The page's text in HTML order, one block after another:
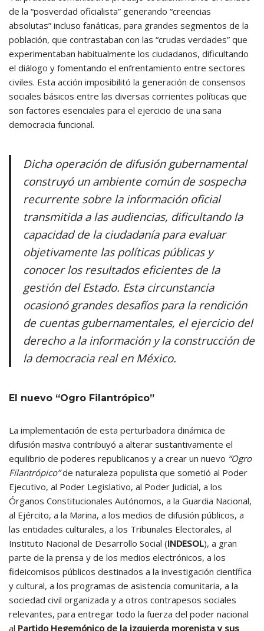
de la “posverdad oficialista” generando “creencias
absolutas” incluso fanáticas, para grandes segmentos de la
población, que contrastaban con las “crudas verdades” que
experimentaban habitualmente los ciudadanos, dificultando
el diálogo y fomentando el enfrentamiento entre sectores
civiles. Esta acción imposibilitó la generación de consensos
sociales básicos entre las diversas corrientes políticas que
son factores esenciales para el ejercicio de una sana
democracia funcional.
Dicha operación de difusión gubernamental
construyó un ambiente común de sospecha
recurrente sobre la información oficial
transmitida a las audiencias, dificultando la
capacidad de la ciudadanía para evaluar
objetivamente las políticas públicas y
conocer los resultados eficientes de la
gestión del Estado. Esta circunstancia
ocasionó grandes desafíos para la rendición
de cuentas gubernamentales, el ejercicio del
derecho a la información y la construcción de
la democracia real en México.
El nuevo “Ogro Filantrópico”
La implementación de esta perturbadora dinámica de
difusión masiva contribuyó a alterar sustantivamente el
equilibrio de poderes republicanos y a crear un nuevo “Ogro
Filantrópico”de naturaleza populista que sometió al Poder
Ejecutivo, al Poder Legislativo, al Poder Judicial, a los
Órganos Constitucionales Autónomos, a la Guardia Nacional,
al Ejército, a la Marina, a los medios de difusión públicos, a
las entidades culturales, a los Tribunales Electorales, al
Instituto Nacional de Desarrollo Social (INDESOL), a gran
parte de la prensa y de los medios electrónicos, a los
fideicomisos públicos destinados a la investigación científica
y cultural, a los programas de asistencia comunitaria, a la
sociedad civil organizada y a otros contrapesos sociales
relevantes, para entregar todo la fuerza del poder nacional
al Partido Hegemónico de la izquierda morenista y sus